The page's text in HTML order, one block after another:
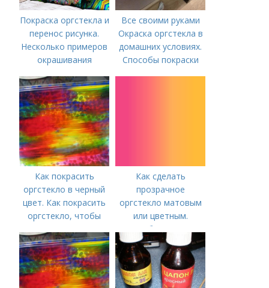
Покраска оргстекла и
перенос рисунка.
Несколько примеров
окрашивания
Все своими руками
Окраска оргстекла в
домашних условиях.
Способы покраски
Как покрасить
оргстекло в черный
цвет. Как покрасить
оргстекло, чтобы
прозрачность?
Как сделать
прозрачное
оргстекло матовым
или цветным.
Способы покраски